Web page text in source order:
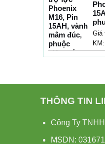
Giá
KM:
THÔNG TIN
Công Ty
MSDN: